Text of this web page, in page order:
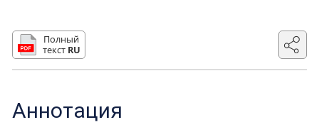
Полный
текст RU
Аннотация